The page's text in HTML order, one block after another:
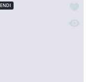
ekle 2.El Ultrasonik